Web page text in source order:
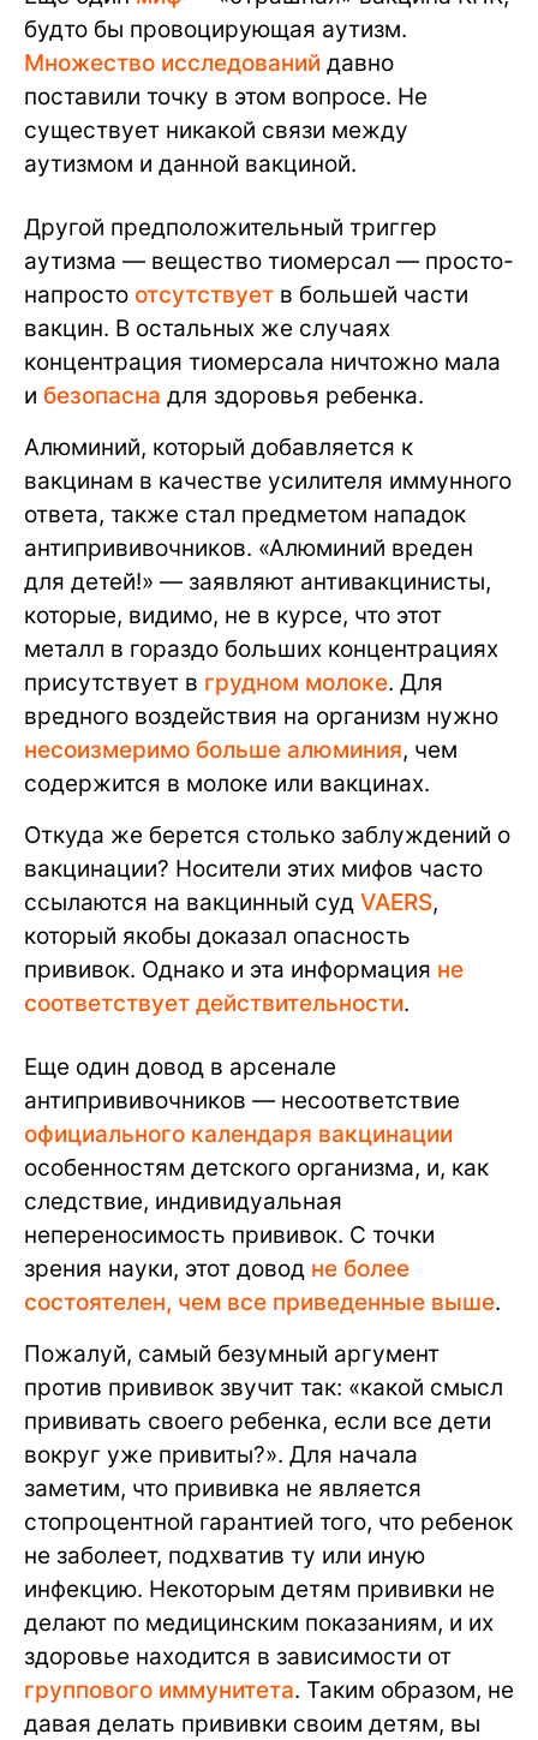
будто бы провоцирующая аутизм.
Множество исследований давно
поставили точку в этом вопросе. Не
существует никакой связи между
аутизмом и данной вакциной.
Другой предположительный триггер
аутизма — вещество тиомерсал — просто-
напросто отсутствует в большей части
вакцин. В остальных же случаях
концентрация тиомерсала ничтожно мала
и безопасна для здоровья ребенка.
Алюминий, который добавляется к
вакцинам в качестве усилителя иммунного
ответа, также стал предметом нападок
антипрививочников. «Алюминий вреден
для детей!» — заявляют антивакцинисты,
которые, видимо, не в курсе, что этот
металл в гораздо больших концентрациях
присутствует в грудном молоке. Для
вредного воздействия на организм нужно
несоизмеримо больше алюминия, чем
содержится в молоке или вакцинах.
Откуда же берется столько заблуждений о
вакцинации? Носители этих мифов часто
ссылаются на вакцинный суд VAERS,
который якобы доказал опасность
прививок. Однако и эта информация не
соответствует действительности.
Еще один довод в арсенале
антипрививочников — несоответствие
официального календаря вакцинации
особенностям детского организма, и, как
следствие, индивидуальная
непереносимость прививок. С точки
зрения науки, этот довод не более
состоятелен, чем все приведенные выше.
Пожалуй, самый безумный аргумент
против прививок звучит так: «какой смысл
прививать своего ребенка, если все дети
вокруг уже привиты?». Для начала
заметим, что прививка не является
стопроцентной гарантией того, что ребенок
не заболеет, подхватив ту или иную
инфекцию. Некоторым детям прививки не
делают по медицинским показаниям, и их
здоровье находится в зависимости от
группового иммунитета. Таким образом, не
давая делать прививки своим детям, вы